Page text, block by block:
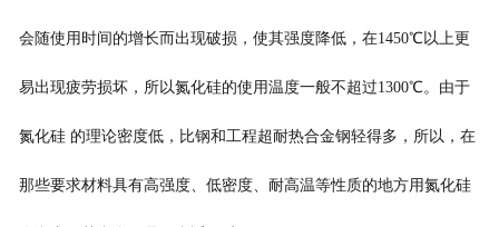
会随使用时间的增长而出现破损，使其强度降低，在1450℃以上更
易出现疲劳损坏，所以氮化硅的使用温度一般不超过1300℃。由于
氮化硅 的理论密度低，比钢和工程超耐热合金钢轻得多，所以，在
那些要求材料具有高强度、低密度、耐高温等性质的地方用氮化硅